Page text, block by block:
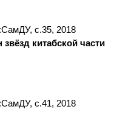
с.35, 2018
китабской части
с.41, 2018